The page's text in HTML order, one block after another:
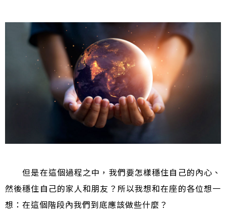
但是在這個過程之中，我們要怎樣穩住自己的內心、
然後穩住自己的家人和朋友？所以我想和在座的各位想一
想：在這個階段內我們到底應該做些什麼？